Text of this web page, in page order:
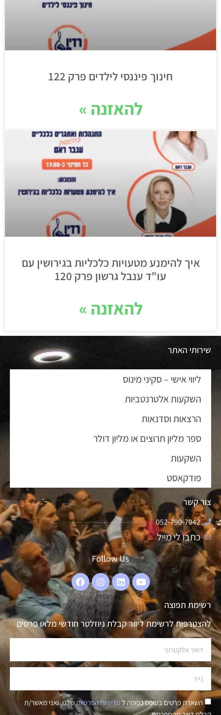
חינוך פיננסי לילדים פרק 122
להאזנה »
איך להימנע מטעויות כלכליות בגירושין עם
עו"ד ענבל גרשון פרק 120
להאזנה »
שירותי האתר
ליווי אישי – סקיני מינוס
השקעות אלטרנטביות
הרצאות וסדנאות
ספר מליון תרוצים או מליון דולר
השקעות
פודקאסט
צור קשר
052-790-7042
כתבו לי מייל
Follow Us
רשימת תפוצה
להצטרפות לרשימת דיוור קבלת ניוזלטר חודשי מלאו פרטים
השארת פרטים בטופס כפופה למדיניות הפרטיותשלנו, ואני מאשר/ת